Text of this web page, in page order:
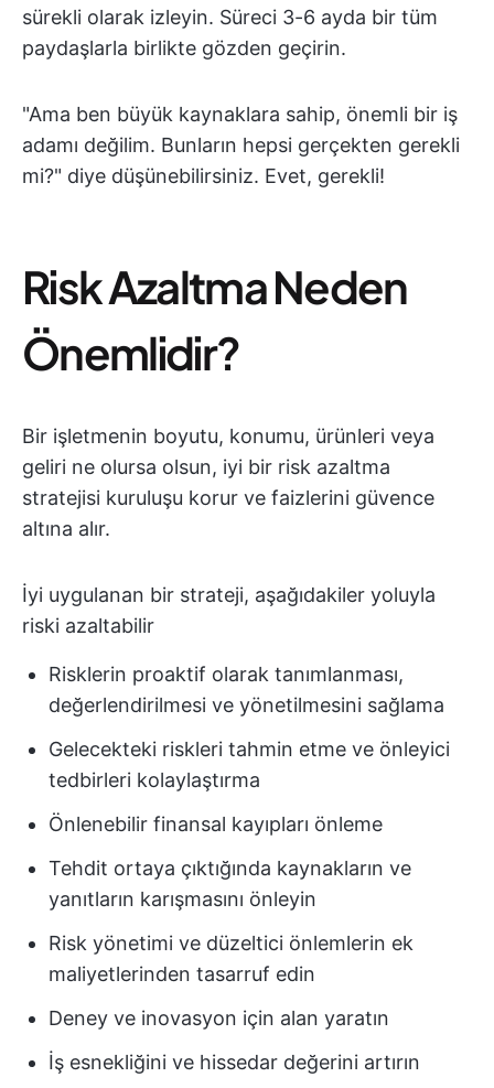
sürekli olarak izleyin. Süreci 3-6 ayda bir tüm
paydaşlarla birlikte gözden geçirin.
"Ama ben büyük kaynaklara sahip, önemli bir iş
adamı değilim. Bunların hepsi gerçekten gerekli
mi?" diye düşünebilirsiniz. Evet, gerekli!
Risk Azaltma Neden
Önemlidir?
Bir işletmenin boyutu, konumu, ürünleri veya
geliri ne olursa olsun, iyi bir risk azaltma
stratejisi kuruluşu korur ve faizlerini güvence
altına alır.
İyi uygulanan bir strateji, aşağıdakiler yoluyla
riski azaltabilir
Risklerin proaktif olarak tanımlanması,
değerlendirilmesi ve yönetilmesini sağlama
Gelecekteki riskleri tahmin etme ve önleyici
tedbirleri kolaylaştırma
Önlenebilir finansal kayıpları önleme
Tehdit ortaya çıktığında kaynakların ve
yanıtların karışmasını önleyin
Risk yönetimi ve düzeltici önlemlerin ek
maliyetlerinden tasarruf edin
Deney ve inovasyon için alan yaratın
İş esnekliğini ve hissedar değerini artırın